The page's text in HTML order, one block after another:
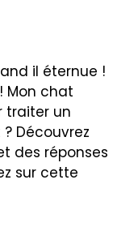
il éternue !
Mon chat
traiter un
Découvrez
des réponses
sur cette